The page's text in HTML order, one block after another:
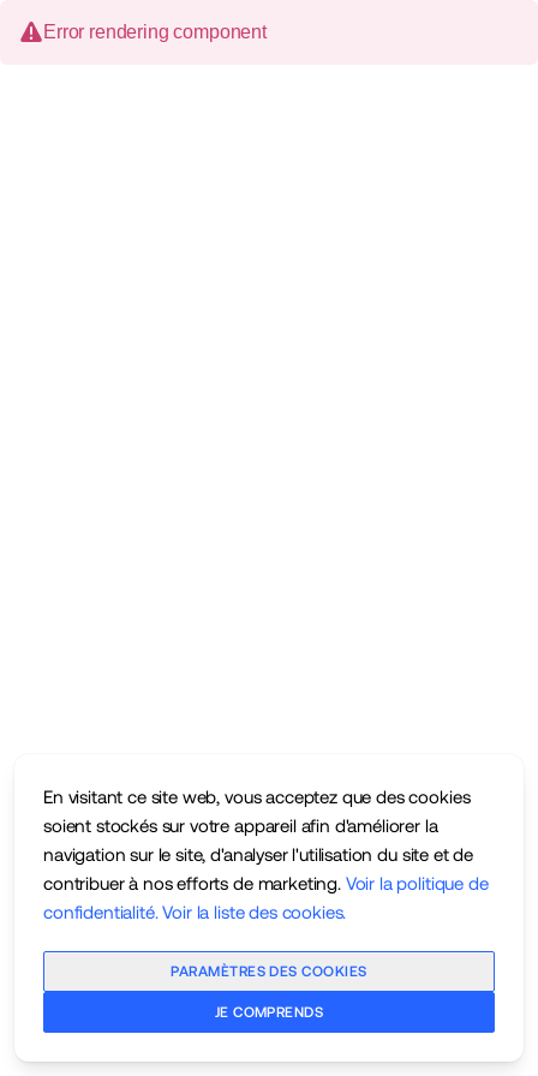
En visitant ce site web, vous acceptez que des cookies
soient stockés sur votre appareil afin d'améliorer la
navigation sur le site, d'analyser l'utilisation du site et de
contribuer à nos efforts de marketing. Voir la politique de
confidentialité. Voir la liste des cookies.
PARAMÈTRES DES COOKIES
JE COMPRENDS
Error rendering component